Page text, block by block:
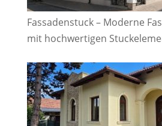
Fassadenstuck – Moderne
mit hochwertigen